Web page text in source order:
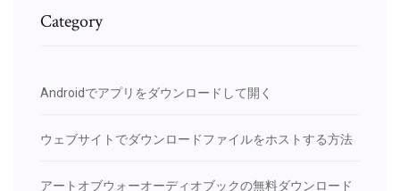
Category
Androidでアプリをダウンロードして開く
ウェブサイトでダウンロードファイルをホストする方法
アートオブウォーオーディオブックの無料ダウンロード